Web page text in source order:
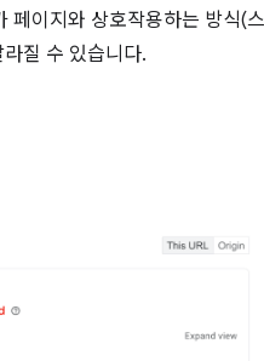
이지와 상호작용하는 방식(
질 수 있습니다.